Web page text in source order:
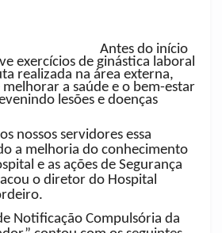
Antes do início
exercícios de ginástica laboral
realizada na área externa,
a saúde e o bem-estar
lesões e doenças
nossos servidores essa
a melhoria do conhecimento
e as ações de Segurança
o diretor do Hospital
Notificação Compulsória da